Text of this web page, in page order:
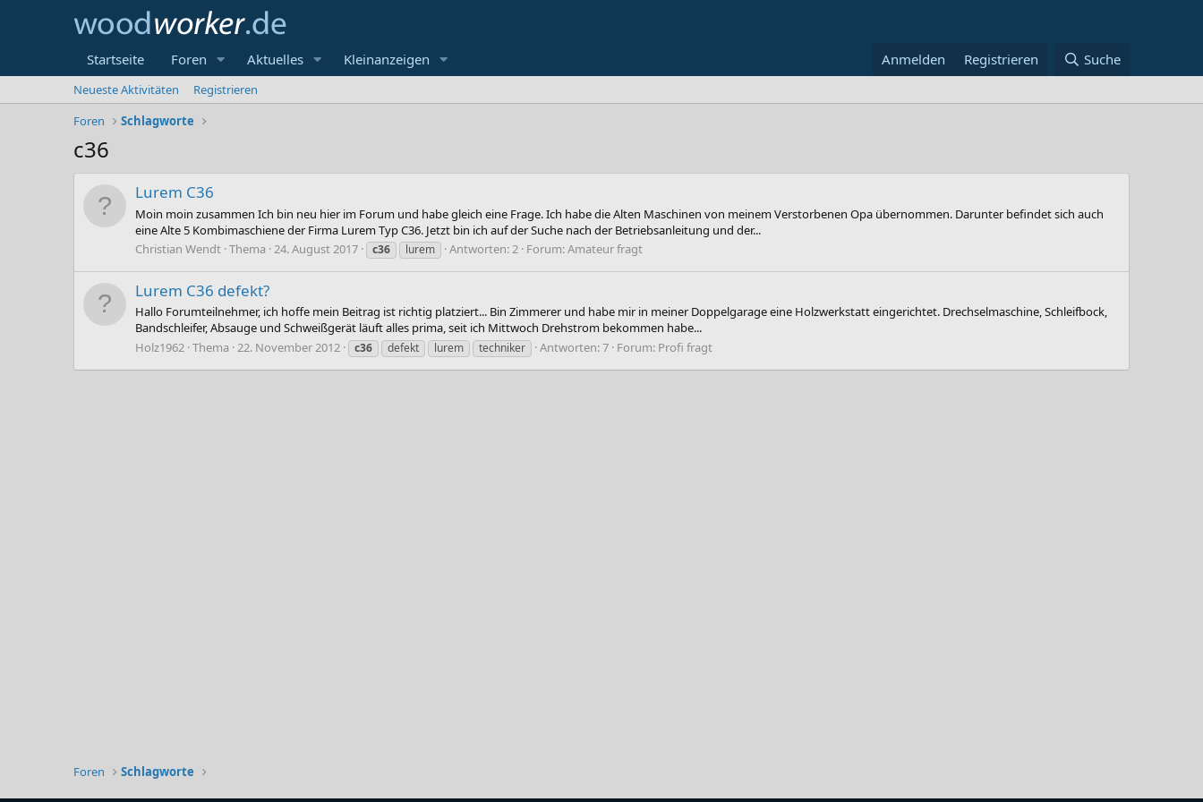
Startseite Foren Aktuelles Kleinanzeigen Anmelden Registrieren Suche
Neueste Aktivitäten
Registrieren
Foren
Schlagworte
c36
Lurem C36
Moin moin zusammen Ich bin neu hier im Forum und habe gleich eine Frage. Ich habe die Alten Maschinen von meinem Verstorbenen Opa übernommen. Darunter befindet sich auch
eine Alte 5 Kombimaschiene der Firma Lurem Typ C36. Jetzt bin ich auf der Suche nach der Betriebsanleitung und der...
Christian Wendt Thema 24. August 2017 c36 lurem Antworten: 2 Forum:Amateur fragt
Lurem C36 defekt?
Hallo Forumteilnehmer, ich hoffe mein Beitrag ist richtig platziert... Bin Zimmerer und habe mir in meiner Doppelgarage eine Holzwerkstatt eingerichtet. Drechselmaschine, Schleifbock,
Bandschleifer, Absauge und Schweißgerät läuft alles prima, seit ich Mittwoch Drehstrom bekommen habe...
Holz1962 Thema 22. November 2012 c36 defekt lurem techniker Antworten: 7 Forum: Profi fragt
Foren Schlagworte